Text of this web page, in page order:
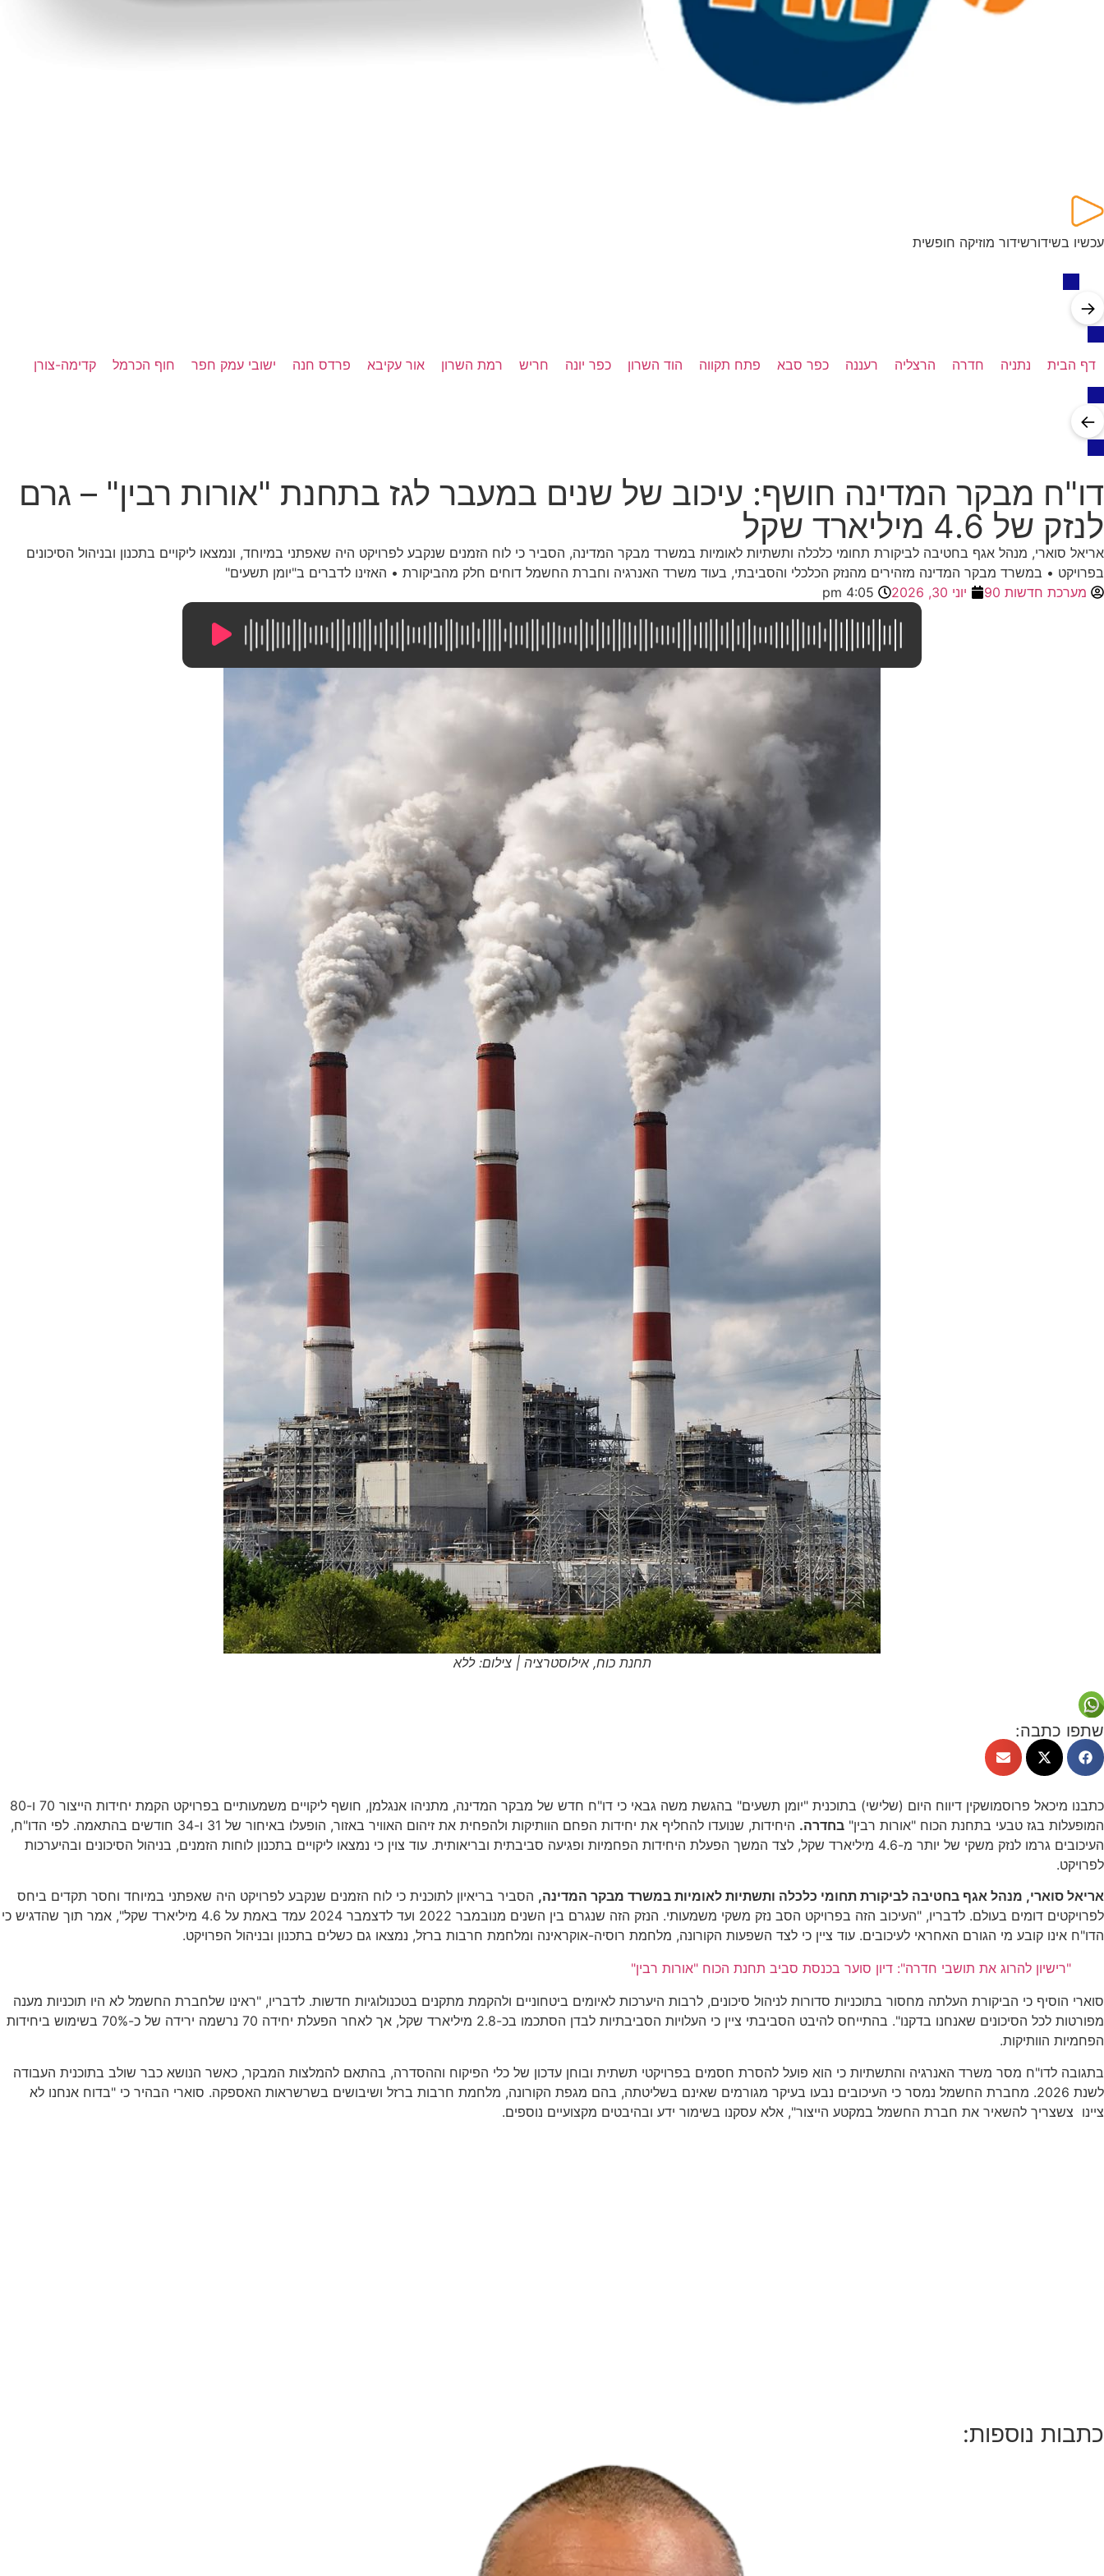
עכשיו בשידורשידור מוזיקה חופשית
→
דף הבית נתניה חדרה הרצליה רעננה כפר סבא פתח תקווה הוד השרון כפר יונה חריש רמת השרון אור עקיבא פרדס חנה ישובי עמק חפר חוף הכרמל קדימה-צורן
←
דו"ח מבקר המדינה חושף: עיכוב של שנים במעבר לגז בתחנת "אורות רבין" – גרם
לנזק של 4.6 מיליארד שקל
אריאל סוארי, מנהל אגף בחטיבה לביקורת תחומי כלכלה ותשתיות לאומיות במשרד מבקר המדינה, הסביר כי לוח הזמנים שנקבע לפרויקט היה שאפתני במיוחד, ונמצאו ליקויים בתכנון ובניהול הסיכונים
בפרויקט • במשרד מבקר המדינה מזהירים מהנזק הכלכלי והסביבתי, בעוד משרד האנרגיה וחברת החשמל דוחים חלק מהביקורת • האזינו לדברים ב"יומן תשעים"
מערכת חדשות 90
יוני 30, 2026 4:05 pm
/
תחנת כוח, אילוסטרציה | צילום: ללא
שתפו כתבה:
כתבנו מיכאל פרוסמושקין דיווח היום (שלישי) בתוכנית "יומן תשעים" בהגשת משה גבאי כי דו"ח חדש של מבקר המדינה, מתניהו אנגלמן, חושף ליקויים משמעותיים בפרויקט הקמת יחידות הייצור 70 ו-80
המופעלות בגז טבעי בתחנת הכוח "אורות רבין" בחדרה.
היחידות, שנועדו להחליף את יחידות הפחם הוותיקות ולהפחית את זיהום האוויר באזור, הופעלו באיחור של 31 ו-34 חודשים בהתאמה. לפי הדו"ח,
העיכובים גרמו לנזק משקי של יותר מ-4.6 מיליארד שקל, לצד המשך הפעלת היחידות הפחמיות ופגיעה סביבתית ובריאותית. עוד צוין כי נמצאו ליקויים בתכנון לוחות הזמנים, בניהול הסיכונים ובהיערכות
לפרויקט.
אריאל סוארי, מנהל אגף בחטיבה לביקורת תחומי כלכלה ותשתיות לאומיות במשרד מבקר המדינה, הסביר בריאיון לתוכנית כי לוח הזמנים שנקבע לפרויקט היה שאפתני במיוחד וחסר תקדים ביחס
לפרויקטים דומים בעולם. לדבריו, "העיכוב הזה בפרויקט הסב נזק משקי משמעותי. הנזק הזה שנגרם בין השנים מנובמבר 2022 ועד לדצמבר 2024 עמד באמת על 4.6 מיליארד שקל", אמר תוך שהדגיש כי
הדו"ח אינו קובע מי הגורם האחראי לעיכובים. עוד ציין כי לצד השפעות הקורונה, מלחמת רוסיה-אוקראינה ומלחמת חרבות ברזל, נמצאו גם כשלים בתכנון ובניהול הפרויקט.
"רישיון להרוג את תושבי חדרה": דיון סוער בכנסת סביב תחנת הכוח "אורות רבין"
סוארי הוסיף כי הביקורת העלתה מחסור בתוכניות סדורות לניהול סיכונים, לרבות היערכות לאיומים ביטחוניים ולהקמת מתקנים בטכנולוגיות חדשות. לדבריו, "ראינו שלחברת החשמל לא היו תוכניות מענה
מפורטות לכל הסיכונים שאנחנו בדקנו". בהתייחס להיבט הסביבתי ציין כי העלויות הסביבתיות לבדן הסתכמו בכ-2.8 מיליארד שקל, אך לאחר הפעלת יחידה 70 נרשמה ירידה של כ-70% בשימוש ביחידות
הפחמיות הוותיקות.
בתגובה לדו"ח מסר משרד האנרגיה והתשתיות כי הוא פועל להסרת חסמים בפרויקטי תשתית ובוחן עדכון של כלי הפיקוח וההסדרה, בהתאם להמלצות המבקר, כאשר הנושא כבר שולב בתוכנית העבודה
לשנת 2026. מחברת החשמל נמסר כי העיכובים נבעו בעיקר מגורמים שאינם בשליטתה, בהם מגפת הקורונה, מלחמת חרבות ברזל ושיבושים בשרשראות האספקה. סוארי הבהיר כי "בדוח אנחנו לא
ציינו צשצריך להשאיר את חברת החשמל במקטע הייצור", אלא עסקנו בשימור ידע ובהיבטים מקצועיים נוספים.
כתבות נוספות: